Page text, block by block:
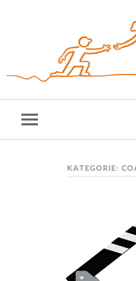
KATEGORIE: